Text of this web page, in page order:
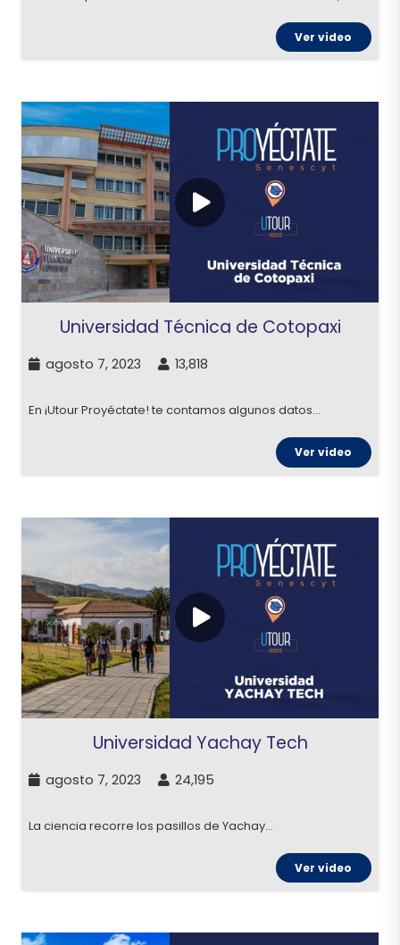
Ver video
Universidad Técnica de Cotopaxi
agosto 7, 2023 13,818
En ¡Utour Proyéctate! te contamos algunos datos…
Ver video
Universidad Yachay Tech
agosto 7, 2023 24,195
La ciencia recorre los pasillos de Yachay…
Ver video